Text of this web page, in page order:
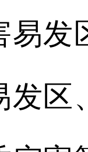
易发
发区